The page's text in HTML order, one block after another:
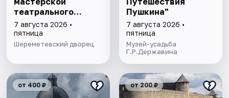
театрального
художника"
7 августа 2026 •
пятница
Шереметевский дворец
Пушкина"
7 августа 2026 •
пятница
Музей-усадьба
Г.Р.Державина
от 400 ₽ от 200 ₽